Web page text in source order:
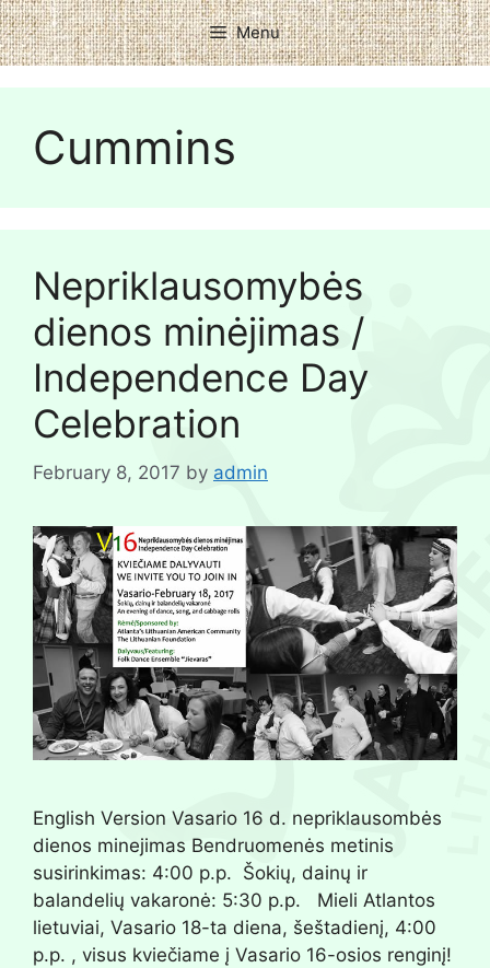
Menu
Cummins
Nepriklausomybės
dienos minėjimas /
Independence Day
Celebration
February 8, 2017 by admin
English Version Vasario 16 d. nepriklausombės
dienos minejimas Bendruomenės metinis
susirinkimas: 4:00 p.p. Šokių, dainų ir
balandelių vakaronė: 5:30 p.p. Mieli Atlantos
lietuviai, Vasario 18-ta diena, šeštadienį, 4:00
p.p. , visus kviečiame į Vasario 16-osios renginį!